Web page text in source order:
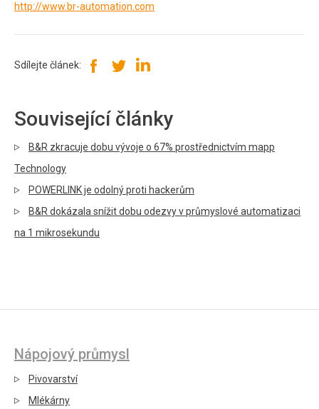
http://www.br-automation.com
Sdílejte článek:
Související články
B&R zkracuje dobu vývoje o 67% prostřednictvím mapp
Technology
POWERLINK je odolný proti hackerům
B&R dokázala snížit dobu odezvy v průmyslové automatizaci
na 1 mikrosekundu
Nápojový průmysl
Pivovarství
Mlékárny